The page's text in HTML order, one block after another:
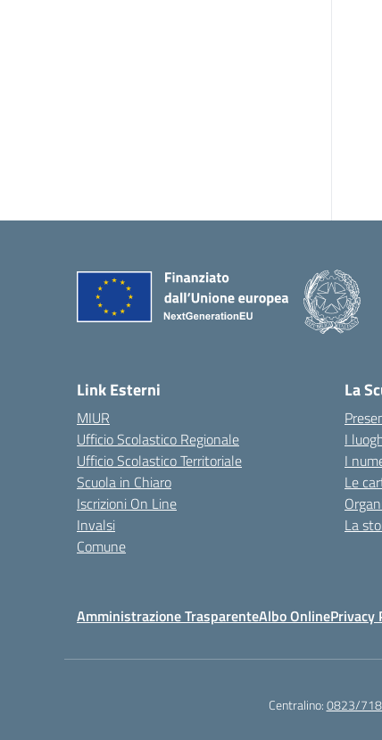
Link Esterni
MIUR
Ufficio Scolastico Regionale
Ufficio Scolastico Territoriale
Scuola in Chiaro
Iscrizioni On Line
Invalsi
Comune
La
I
I
Le
La
Amministrazione TrasparenteAlbo OnlinePrivacy
Centralino:0823/